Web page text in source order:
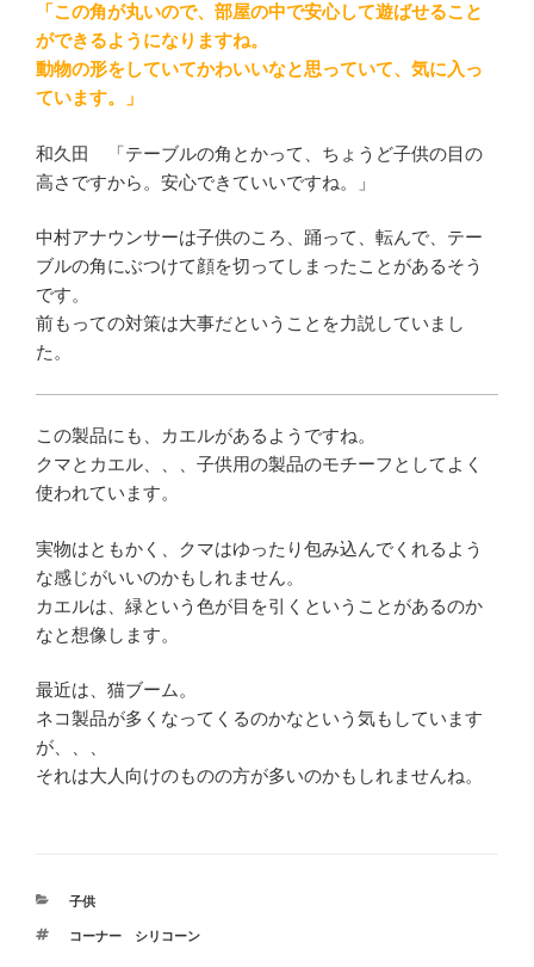
「この角が丸いので、部屋の中で安心して遊ばせること
ができるようになりますね。
動物の形をしていてかわいいなと思っていて、気に入っ
ています。」
和久田 「テーブルの角とかって、ちょうど子供の目の
高さですから。安心できていいですね。」
中村アナウンサーは子供のころ、踊って、転んで、テー
ブルの角にぶつけて顔を切ってしまったことがあるそう
です。
前もっての対策は大事だということを力説していまし
た。
この製品にも、カエルがあるようですね。
クマとカエル、、、子供用の製品のモチーフとしてよく
使われています。
実物はともかく、クマはゆったり包み込んでくれるよう
な感じがいいのかもしれません。
カエルは、緑という色が目を引くということがあるのか
なと想像します。
最近は、猫ブーム。
ネコ製品が多くなってくるのかなという気もしています
が、、、
それは大人向けのものの方が多いのかもしれませんね。
カ
ゴ
子供
タ
コーナー シリコーン